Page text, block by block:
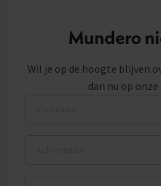
Mundero
Wil je op de hoogte blijven
dan nu op